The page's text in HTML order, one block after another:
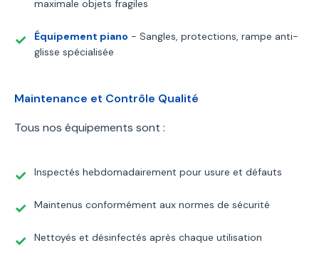
maximale objets fragiles
Équipement piano - Sangles, protections, rampe anti-
glisse spécialisée
Maintenance et Contrôle Qualité
Tous nos équipements sont :
Inspectés hebdomadairement pour usure et défauts
Maintenus conformément aux normes de sécurité
Nettoyés et désinfectés après chaque utilisation